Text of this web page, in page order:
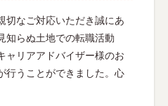
切なご対応いただき誠にあ
知らぬ土地での転職活動
ャリアアドバイザー様のお
行うことができました。心